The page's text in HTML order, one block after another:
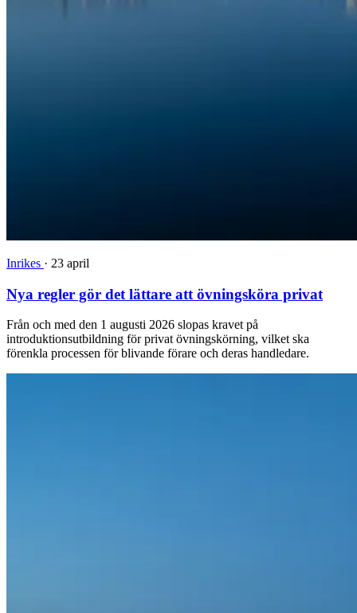
Inrikes · 23 april
Nya regler gör det lättare att övningsköra privat
Från och med den 1 augusti 2026 slopas kravet på
introduktionsutbildning för privat övningskörning, vilket ska
förenkla processen för blivande förare och deras handledare.